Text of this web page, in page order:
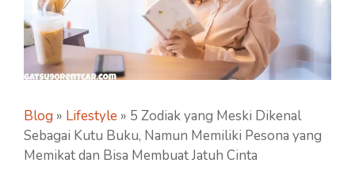
Blog » Lifestyle » 5 Zodiak yang Meski Dikenal
Sebagai Kutu Buku, Namun Memiliki Pesona yang
Memikat dan Bisa Membuat Jatuh Cinta